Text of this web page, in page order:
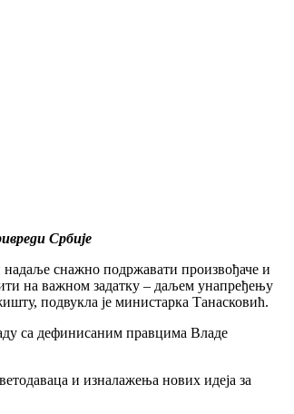
Србије
снажно подржавати произвођаче и
на важном задатку – даљем унапређењу
подвукла је министарка Танасковић.
са дефинисаним правцима Владе
и изналажења нових идеја за